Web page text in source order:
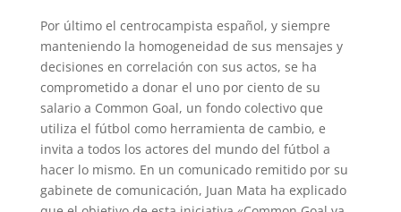
Por último el centrocampista español, y siempre
manteniendo la homogeneidad de sus mensajes y
decisiones en correlación con sus actos, se ha
comprometido a donar el uno por ciento de su
salario a Common Goal, un fondo colectivo que
utiliza el fútbol como herramienta de cambio, e
invita a todos los actores del mundo del fútbol a
hacer lo mismo. En un comunicado remitido por su
gabinete de comunicación, Juan Mata ha explicado